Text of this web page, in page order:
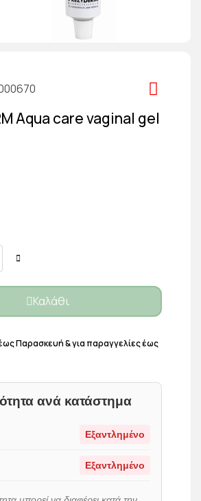
Aqua care vaginal gel
Καλάθι
Παρασκευή & για παραγγελίες έως
ανά κατάστημα
Εξαντλημένο
Εξαντλημένο